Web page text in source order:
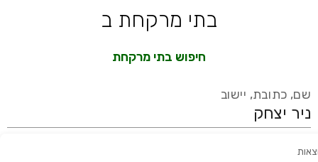
בתי מרקחת ב
חיפוש בתי מרקחת
שם, כתובת, יישוב